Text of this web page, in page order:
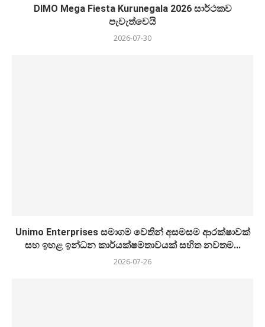
DIMO Mega Fiesta Kurunegala 2026 සාර්ථකව
පැවැත්වෙයි
2026-07-30
Unimo Enterprises සමාගම වෙතින් අසමසම ආරක්ෂාවක්
සහ ඉහළ ඉන්ධන කාර්යක්ෂමතාවයක් සහිත නවතම...
2026-07-26